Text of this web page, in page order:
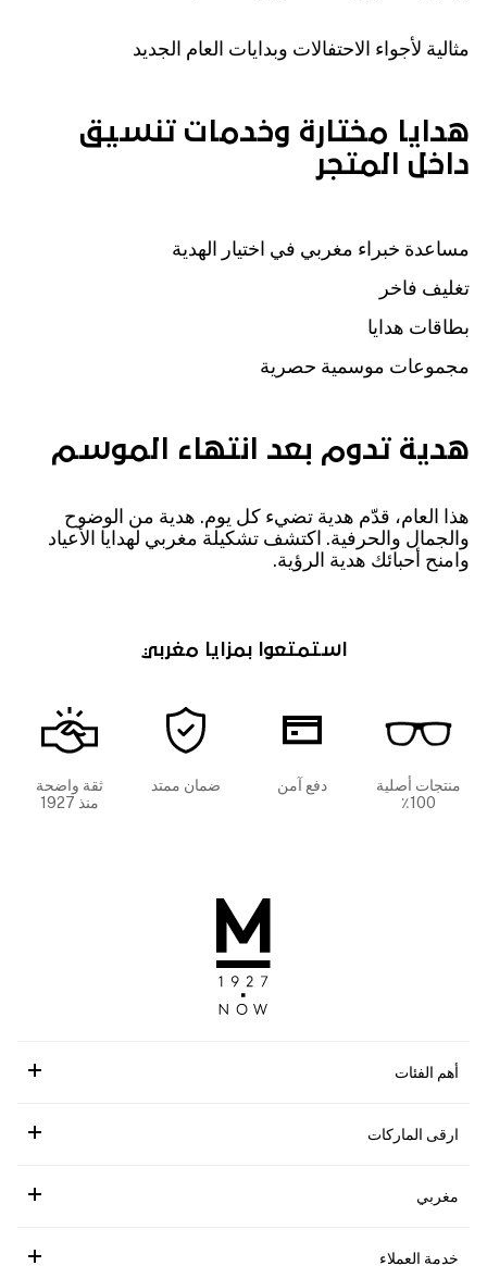
مثالية لأجواء الاحتفالات وبدايات العام الجديد
هدايا مختارة وخدمات تنسيق
داخل المتجر
مساعدة خبراء مغربي في اختيار الهدية
تغليف فاخر
بطاقات هدايا
مجموعات موسمية حصرية
هدية تدوم بعد انتهاء الموسم
هذا العام، قدّم هدية تضيء كل يوم. هدية من الوضوح
والجمال والحرفية. اكتشف تشكيلة مغربي لهدايا الأعياد
وامنح أحبائك هدية الرؤية.
استمتعوا بمزايا مغربي
منتجات أصلية
100٪
دفع آمن ضمان ممتد
ثقة واضحة
منذ 1927
أهم الفئات
ارقى الماركات
مغربي
خدمة العملاء